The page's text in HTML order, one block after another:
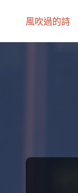
風吹過的詩